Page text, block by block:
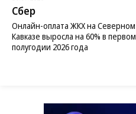
Сбер
Онлайн-оплата ЖКХ на Северном
Кавказе выросла на 60% в первом
полугодии 2026 года